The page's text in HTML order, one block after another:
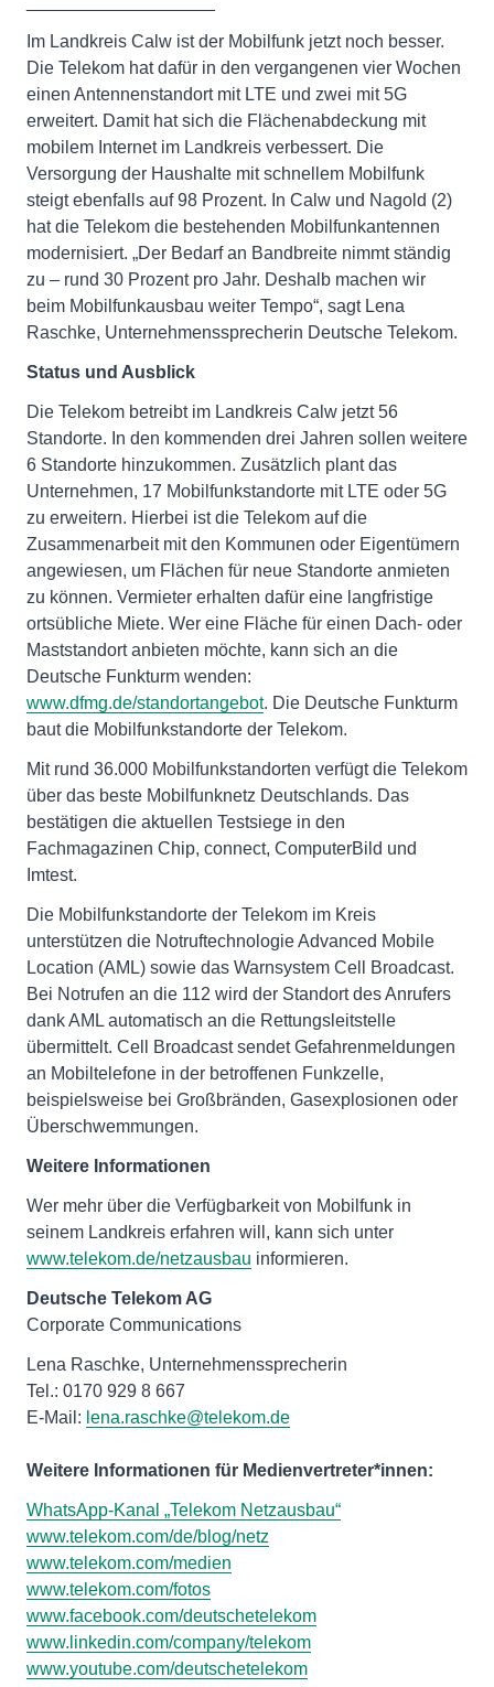
Im Landkreis Calw ist der Mobilfunk jetzt noch besser.
Die Telekom hat dafür in den vergangenen vier Wochen
einen Antennenstandort mit LTE und zwei mit 5G
erweitert. Damit hat sich die Flächenabdeckung mit
mobilem Internet im Landkreis verbessert. Die
Versorgung der Haushalte mit schnellem Mobilfunk
steigt ebenfalls auf 98 Prozent. In Calw und Nagold (2)
hat die Telekom die bestehenden Mobilfunkantennen
modernisiert. „Der Bedarf an Bandbreite nimmt ständig
zu – rund 30 Prozent pro Jahr. Deshalb machen wir
beim Mobilfunkausbau weiter Tempo“, sagt Lena
Raschke, Unternehmenssprecherin Deutsche Telekom.
Status und Ausblick
Die Telekom betreibt im Landkreis Calw jetzt 56
Standorte. In den kommenden drei Jahren sollen weitere
6 Standorte hinzukommen. Zusätzlich plant das
Unternehmen, 17 Mobilfunkstandorte mit LTE oder 5G
zu erweitern. Hierbei ist die Telekom auf die
Zusammenarbeit mit den Kommunen oder Eigentümern
angewiesen, um Flächen für neue Standorte anmieten
zu können. Vermieter erhalten dafür eine langfristige
ortsübliche Miete. Wer eine Fläche für einen Dach- oder
Maststandort anbieten möchte, kann sich an die
Deutsche Funkturm wenden:
www.dfmg.de/standortangebot. Die Deutsche Funkturm
baut die Mobilfunkstandorte der Telekom.
Mit rund 36.000 Mobilfunkstandorten verfügt die Telekom
über das beste Mobilfunknetz Deutschlands. Das
bestätigen die aktuellen Testsiege in den
Fachmagazinen Chip, connect, ComputerBild und
Imtest.
Die Mobilfunkstandorte der Telekom im Kreis
unterstützen die Notruftechnologie Advanced Mobile
Location (AML) sowie das Warnsystem Cell Broadcast.
Bei Notrufen an die 112 wird der Standort des Anrufers
dank AML automatisch an die Rettungsleitstelle
übermittelt. Cell Broadcast sendet Gefahrenmeldungen
an Mobiltelefone in der betroffenen Funkzelle,
beispielsweise bei Großbränden, Gasexplosionen oder
Überschwemmungen.
Weitere Informationen
Wer mehr über die Verfügbarkeit von Mobilfunk in
seinem Landkreis erfahren will, kann sich unter
www.telekom.de/netzausbau informieren.
Deutsche Telekom AG
Corporate Communications
Lena Raschke, Unternehmenssprecherin
Tel.: 0170 929 8 667
E-Mail: lena.raschke@telekom.de
Weitere Informationen für Medienvertreter*innen:
WhatsApp-Kanal „Telekom Netzausbau“
www.telekom.com/de/blog/netz
www.telekom.com/medien
www.telekom.com/fotos
www.facebook.com/deutschetelekom
www.linkedin.com/company/telekom
www.youtube.com/deutschetelekom